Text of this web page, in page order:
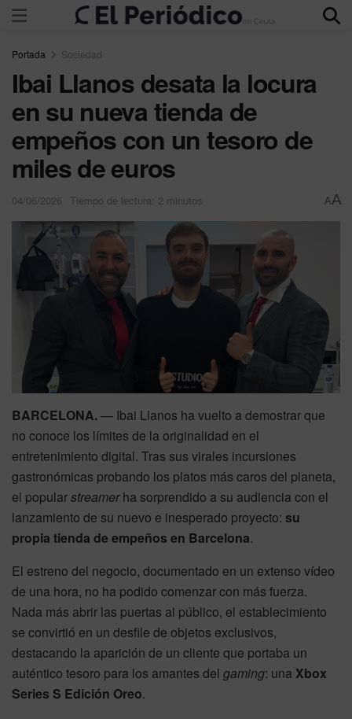
Portada Sociedad
Ibai Llanos desata la locura
en su nueva tienda de
empeños con un tesoro de
miles de euros
04/06/2026 Tiempo de lectura: 2 minutos AA
BARCELONA.— Ibai Llanos ha vuelto a demostrar que
no conoce los límites de la originalidad en el
entretenimiento digital. Tras sus virales incursiones
gastronómicas probando los platos más caros del planeta,
el popularstreamerha sorprendido a su audiencia con el
lanzamiento de su nuevo e inesperado proyecto: su
propia tienda de empeños en Barcelona.
El estreno del negocio, documentado en un extenso vídeo
de una hora, no ha podido comenzar con más fuerza.
Nada más abrir las puertas al público, el establecimiento
se convirtió en un desfile de objetos exclusivos,
destacando la aparición de un cliente que portaba un
auténtico tesoro para los amantes del gaming: una Xbox
Series S Edición Oreo.